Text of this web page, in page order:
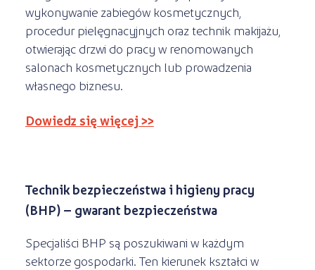
wykonywanie zabiegów kosmetycznych,
procedur pielęgnacyjnych oraz technik makijażu,
otwierając drzwi do pracy w renomowanych
salonach kosmetycznych lub prowadzenia
własnego biznesu.
Dowiedz się więcej >>
Technik bezpieczeństwa i higieny pracy
(BHP) – gwarant bezpieczeństwa
Specjaliści BHP są poszukiwani w każdym
sektorze gospodarki. Ten kierunek kształci w